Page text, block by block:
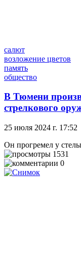
салют
возложение цветов
память
общество
В Тюмени
стрелкового
25 июля 2024 г. 17:52
Он прогремел у
1531
0